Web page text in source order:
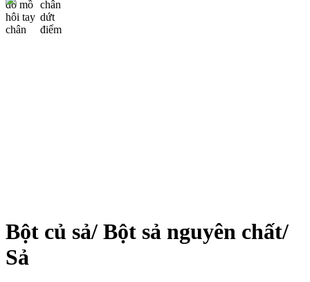
Bột củ sả/ Bột sả nguyên chất/
Sả